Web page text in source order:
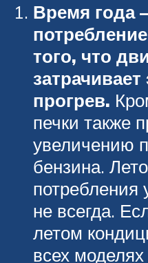
Время года
того, что
прогрев.
печки также
увеличению
бензина.
потребления
не всегда.
летом
всех